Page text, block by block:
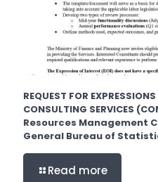
REQUEST FOR
CONSULTING SERVICES
Resources Management
General Bureau of
Read more